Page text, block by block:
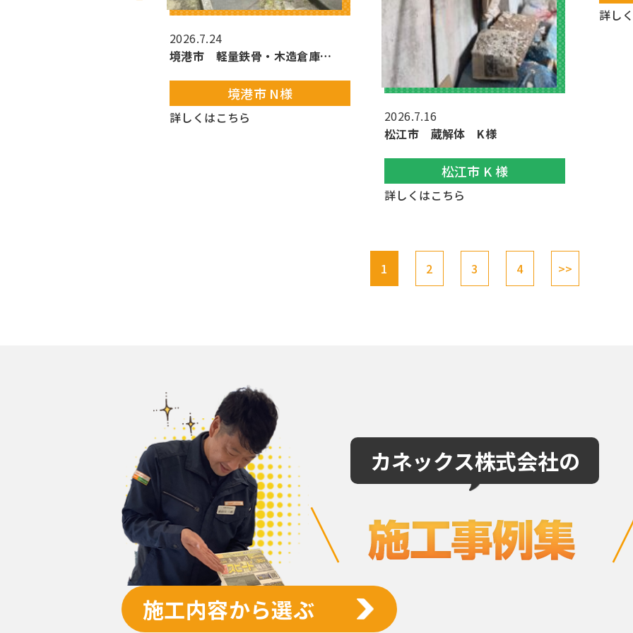
2026.7.24
境港市 軽量鉄骨・木造倉庫…
境港市 N様
詳しくはこちら
2026.7.16
松江市 蔵解体 K様
松江市 K 様
詳しくはこちら
詳し
1 2 3 4 >>
カネックス株式会社の
施工内容から選ぶ